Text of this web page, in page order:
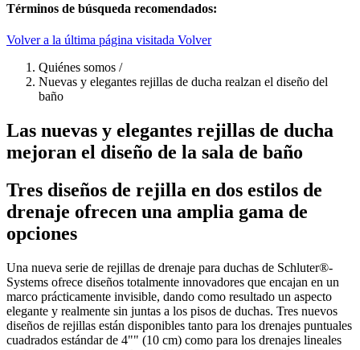
Términos de búsqueda recomendados:
Volver a la última página visitada Volver
Quiénes somos /
Nuevas y elegantes rejillas de ducha realzan el diseño del
baño
Las nuevas y elegantes rejillas de ducha
mejoran el diseño de la sala de baño
Tres diseños de rejilla en dos estilos de
drenaje ofrecen una amplia gama de
opciones
Una nueva serie de rejillas de drenaje para duchas de Schluter®-
Systems ofrece diseños totalmente innovadores que encajan en un
marco prácticamente invisible, dando como resultado un aspecto
elegante y realmente sin juntas a los pisos de duchas. Tres nuevos
diseños de rejillas están disponibles tanto para los drenajes puntuales
cuadrados estándar de 4"" (10 cm) como para los drenajes lineales